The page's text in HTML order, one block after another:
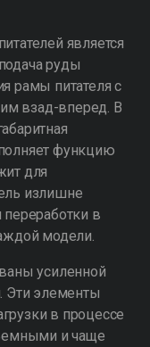
является
руды
рамы питателя с
взад-вперед. В
функцию
для
излишне
в
модели.
усиленной
Эти элементы
в процессе
и чаще